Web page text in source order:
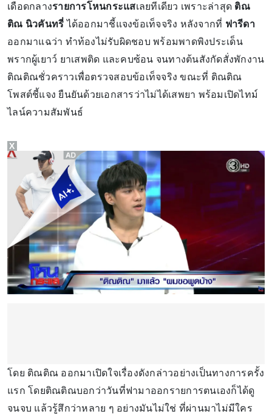
เดือดกลางรายการโหนกระแสเลยทีเดียว เพราะล่าสุด ติณ
ติณ นิวคันทรี่ได้ออกมาชี้แจงข้อเท็จจริง หลังจากที่ ฟารีดา
ออกมาแฉว่า ทำท้องไม่รับผิดชอบ พร้อมพาดพิงประเด็น
พรากผู้เยาว์ ยาเสพติด และคบซ้อน จนทางต้นสังกัดสั่งพักงาน
ติณติณชั่วคราวเพื่อตรวจสอบข้อเท็จจริง ขณะที่ ติณติณ
โพสต์ชี้แจง ยืนยันด้วยเอกสารว่าไม่ได้เสพยา พร้อมเปิดไทม์
ไลน์ความสัมพันธ์
โดย ติณติณ ออกมาเปิดใจเรื่องดังกล่าวอย่างเป็นทางการครั้ง
แรก โดยติณติณบอกว่าวันที่ฟามาออกรายการตนเองก็ได้ดู
จนจบ แล้วรู้สึกว่าหลาย ๆ อย่างมันไม่ใช่ ที่ผ่านมาไม่มีใคร
X